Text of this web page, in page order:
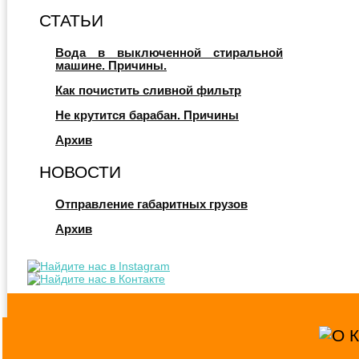
СТАТЬИ
Вода в выключенной стиральной
машине. Причины.
Как почистить сливной фильтр
Не крутится барабан. Причины
Архив
НОВОСТИ
Отправление габаритных грузов
Архив